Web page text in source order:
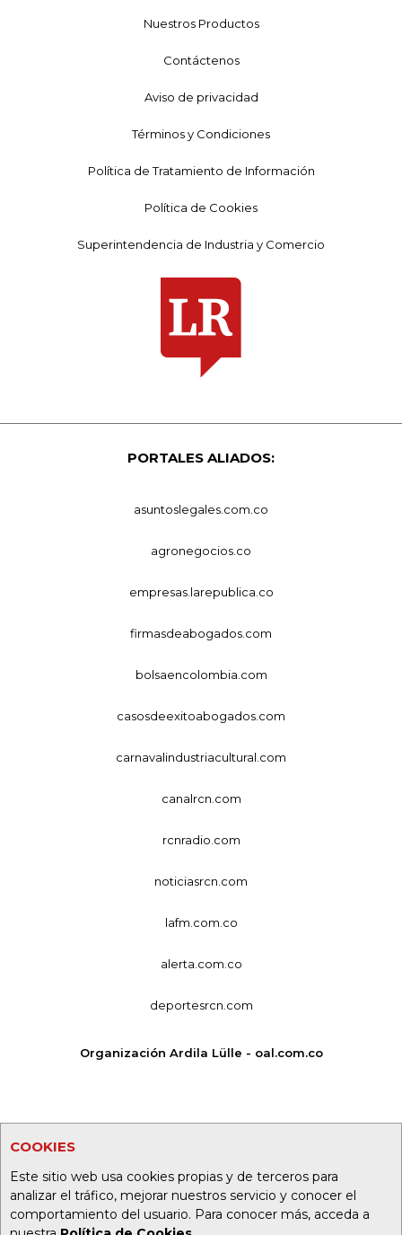
COOKIES
Este sitio web usa cookies propias y de terceros para
analizar el tráfico, mejorar nuestros servicio y conocer el
comportamiento del usuario. Para conocer más, acceda a
Nuestros Productos
Contáctenos
Aviso de privacidad
Términos y Condiciones
Política de Tratamiento de Información
Política de Cookies
Superintendencia de Industria y Comercio
PORTALES ALIADOS:
asuntoslegales.com.co
agronegocios.co
empresas.larepublica.co
firmasdeabogados.com
bolsaencolombia.com
casosdeexitoabogados.com
carnavalindustriacultural.com
canalrcn.com
rcnradio.com
noticiasrcn.com
lafm.com.co
alerta.com.co
deportesrcn.com
Organización Ardila Lülle - oal.com.co